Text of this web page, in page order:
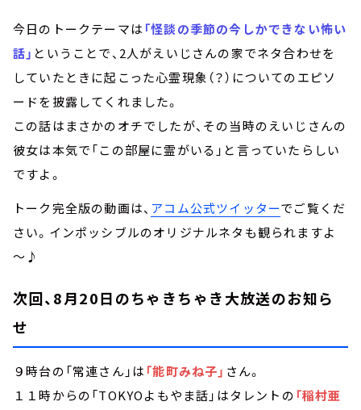
今日のトークテーマは 「怪談の季節の今しかできない怖い
話」 ということで、2人がえいじさんの家でネタ合わせを
していたときに起こった心霊現象（？）についてのエピソ
ードを披露してくれました。
この話はまさかのオチでしたが、その当時のえいじさんの
彼女は本気で「この部屋に霊がいる」と言っていたらしい
ですよ。
トーク完全版の動画は、 アコム公式ツイッターでご覧くだ
さい。インポッシブルのオリジナルネタも観られますよ
～♪
次回、8月20日のちゃきちゃき大放送のお知ら
せ
９時台の「常連さん」は 「能町みね子」 さん。
１１時からの「TOKYOよもやま話」はタレントの 「稲村亜